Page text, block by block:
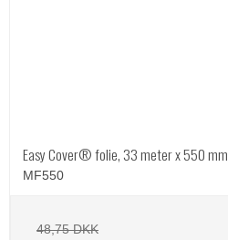
Easy Cover® folie, 33 meter x 550 mm
MF550
48,75 DKK